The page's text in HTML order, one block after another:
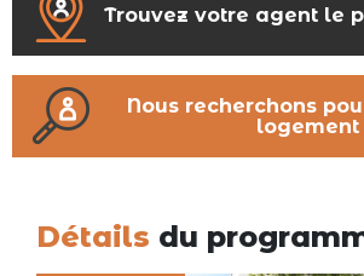
Trouvez votre agent le
Nous recherchons
logement
Détails du